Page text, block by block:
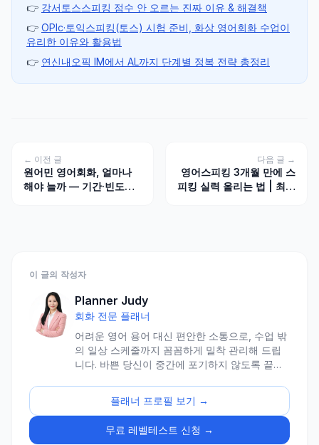
👉 강서토스스피킹 점수 안 오르는 진짜 이유 & 해결책
👉 OPIc·토익스피킹(토스) 시험 준비, 화상 영어회화 수업이
유리한 이유와 활용법
👉 연신내오픽 IM에서 AL까지 단계별 정복 전략 총정리
← 이전 글
원어민 영어회화, 얼마나
해야 늘까 — 기간·빈도별
다음 글 →
영어스피킹 3개월 만에 스
피킹 실력 올리는 법 | 최신
이 글의 작성자
Planner Judy
회화 전문 플래너
어려운 영어 용어 대신 편안한 소통으로, 수업 밖
의 일상 스케줄까지 꼼꼼하게 밀착 관리해 드립
니다. 바쁜 당신이 중간에 포기하지 않도록 끝까
플래너 프로필 보기 →
무료 레벨테스트 신청 →